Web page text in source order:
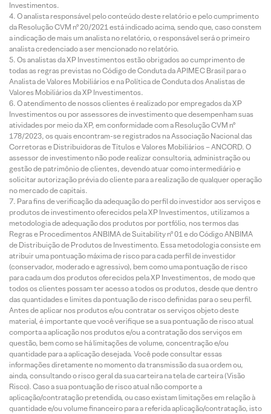
Investimentos.
O analista responsável pelo conteúdo deste relatório e pelo cumprimento
da Resolução CVM nº 20/2021 está indicado acima, sendo que, caso constem
a indicação de mais um analista no relatório, o responsável será o primeiro
analista credenciado a ser mencionado no relatório.
Os analistas da XP Investimentos estão obrigados ao cumprimento de
todas as regras previstas no Código de Conduta da APIMEC Brasil para o
Analista de Valores Mobiliários e na Política de Conduta dos Analistas de
Valores Mobiliários da XP Investimentos.
O atendimento de nossos clientes é realizado por empregados da XP
Investimentos ou por assessores de investimento que desempenham suas
atividades por meio da XP, em conformidade com a Resolução CVM nº
178/2023, os quais encontram-se registrados na Associação Nacional das
Corretoras e Distribuidoras de Títulos e Valores Mobiliários – ANCORD. O
assessor de investimento não pode realizar consultoria, administração ou
gestão de patrimônio de clientes, devendo atuar como intermediário e
solicitar autorização prévia do cliente para a realização de qualquer operação
no mercado de capitais.
Para fins de verificação da adequação do perfil do investidor aos serviços e
produtos de investimento oferecidos pela XP Investimentos, utilizamos a
metodologia de adequação dos produtos por portfólio, nos termos das
Regras e Procedimentos ANBIMA de Suitability nº 01 e do Código ANBIMA
de Distribuição de Produtos de Investimento. Essa metodologia consiste em
atribuir uma pontuação máxima de risco para cada perfil de investidor
(conservador, moderado e agressivo), bem como uma pontuação de risco
para cada um dos produtos oferecidos pela XP Investimentos, de modo que
todos os clientes possam ter acesso a todos os produtos, desde que dentro
das quantidades e limites da pontuação de risco definidas para o seu perfil.
Antes de aplicar nos produtos e/ou contratar os serviços objeto deste
material, é importante que você verifique se a sua pontuação de risco atual
comporta a aplicação nos produtos e/ou a contratação dos serviços em
questão, bem como se há limitações de volume, concentração e/ou
quantidade para a aplicação desejada. Você pode consultar essas
informações diretamente no momento da transmissão da sua ordem ou,
ainda, consultando o risco geral da sua carteira na tela de carteira (Visão
Risco). Caso a sua pontuação de risco atual não comporte a
aplicação/contratação pretendida, ou caso existam limitações em relação à
quantidade e/ou volume financeiro para a referida aplicação/contratação, isto